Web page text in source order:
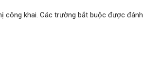
công khai. Các trường bắt buộc được đánh